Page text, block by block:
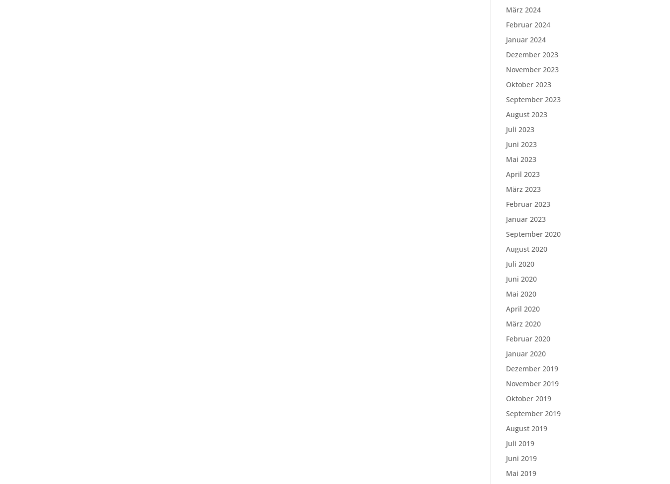
März 2024
Februar 2024
Januar 2024
Dezember 2023
November 2023
Oktober 2023
September 2023
August 2023
Juli 2023
Juni 2023
Mai 2023
April 2023
März 2023
Februar 2023
Januar 2023
September 2020
August 2020
Juli 2020
Juni 2020
Mai 2020
April 2020
März 2020
Februar 2020
Januar 2020
Dezember 2019
November 2019
Oktober 2019
September 2019
August 2019
Juli 2019
Juni 2019
Mai 2019